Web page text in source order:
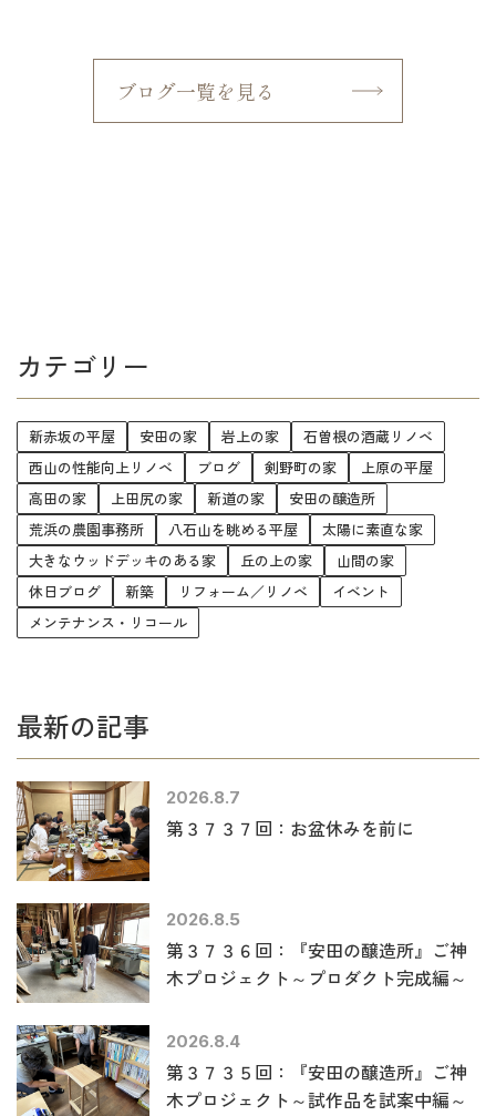
ブログ一覧を見る
カテゴリー
新赤坂の平屋 安田の家 岩上の家
石曽根の酒蔵リノベ
西山の性能向上リノベ
ブログ 剣野町の家
上原の平屋
高田の家
上田尻の家 新道の家
安田の醸造所
荒浜の農園事務所
八石山を眺める平屋
太陽に素直な家
大きなウッドデッキのある家
丘の上の家
山間の家
休日ブログ
新築 リフォーム／リノベ
イベント
メンテナンス・リコール
最新の記事
2026.8.7
第３７３７回：お盆休みを前に
2026.8.5
第３７３６回：『安田の醸造所』ご神
木プロジェクト～プロダクト完成編～
2026.8.4
第３７３５回：『安田の醸造所』ご神
木プロジェクト～試作品を試案中編～